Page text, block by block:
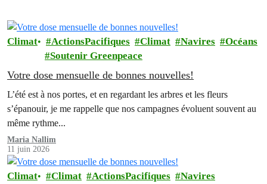
Climat ActionsPacifiques Climat Navires
Océans
Soutenir Greenpeace
Votre dose mensuelle de bonnes nouvelles!
L’été est à nos portes, et en regardant les arbres et les fleurs
s’épanouir, je me rappelle que nos campagnes évoluent souvent au
même rythme...
Maria Nallim
11 juin 2026
Climat Climat ActionsPacifiques
Navires